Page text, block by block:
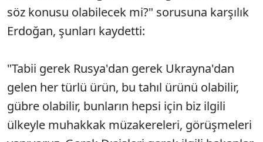
söz konusu olabilecek mi?" sorusuna karşılık
Erdoğan, şunları kaydetti:
"Tabii gerek Rusya'dan gerek Ukrayna'dan
gelen her türlü ürün, bu tahıl ürünü olabilir,
gübre olabilir, bunların hepsi için biz ilgili
ülkeyle muhakkak müzakereleri, görüşmeleri